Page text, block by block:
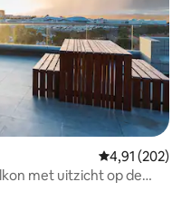
Gemiddelde
4,91 (202)
met uitzicht op de